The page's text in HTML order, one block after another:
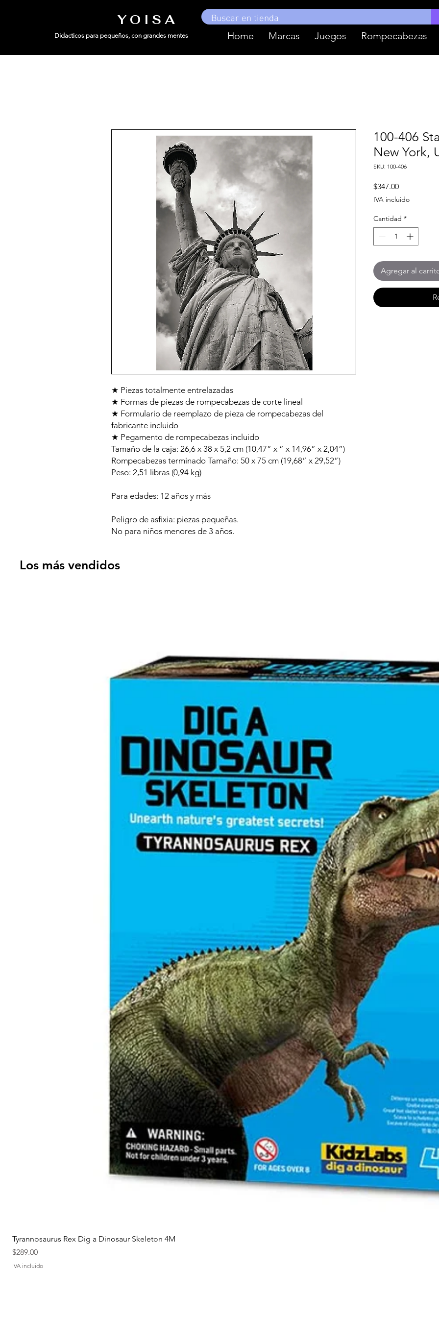
Y O I S A
Didacticos para pequeños, con grandes mentes Home Marcas Juegos Rompecabezas
★ Piezas totalmente entrelazadas
★ Formas de piezas de rompecabezas de corte lineal
★ Formulario de reemplazo de pieza de rompecabezas del
fabricante incluido
★ Pegamento de rompecabezas incluido
Tamaño de la caja: 26,6 x 38 x 5,2 cm (10,47” x ” x 14,96” x 2,04”)
Rompecabezas terminado Tamaño: 50 x 75 cm (19,68” x 29,52”)
Peso: 2,51 libras (0,94 kg)
Para edades: 12 años y más
Peligro de asfixia: piezas pequeñas.
No para niños menores de 3 años.
100-406
New York,
SKU: 100-406
$347.00Precio
IVA incluido
Cantidad *
Agregar al
Los más vendidos
Tyrannosaurus Rex Dig a Dinosaur Skeleton 4M
Precio
$289.00
IVA incluido